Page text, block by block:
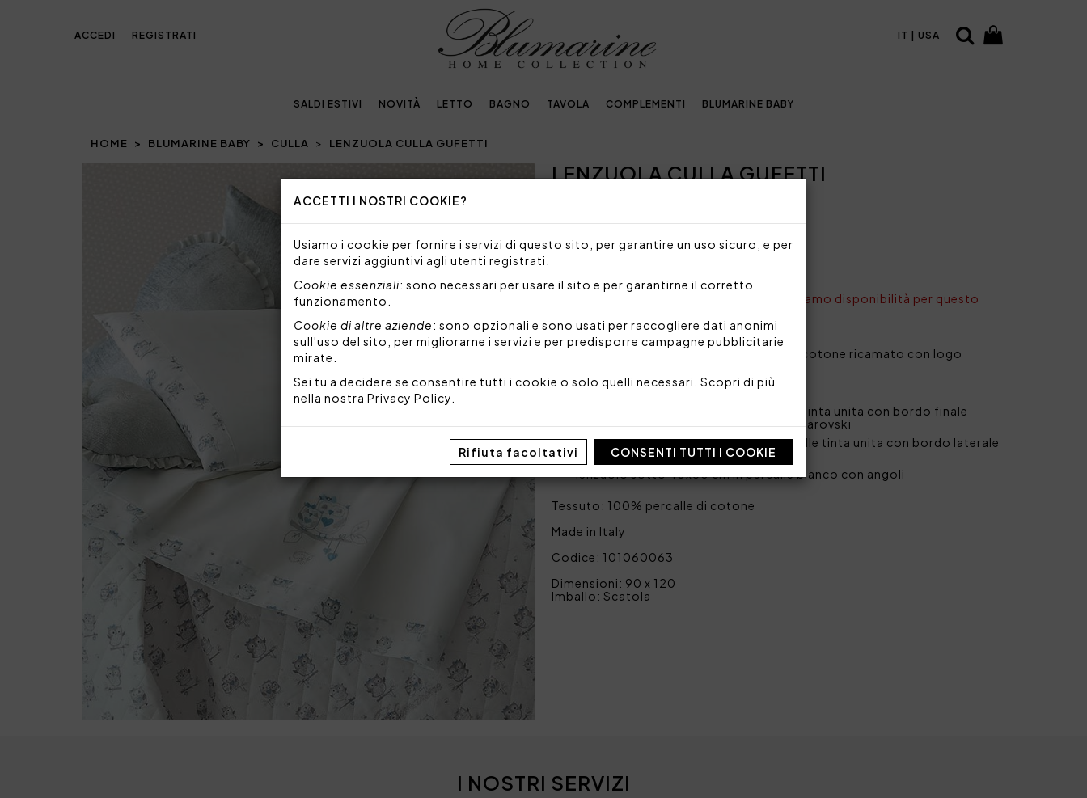
ACCETTI I NOSTRI COOKIE?
Usiamo i cookie per fornire i servizi di questo sito, per garantire un uso sicuro, e per
dare servizi aggiuntivi agli utenti registrati.
Cookie essenziali: sono necessari per usare il sito e per garantirne il corretto
funzionamento.
Cookie di altre aziende: sono opzionali e sono usati per raccogliere dati anonimi
sull'uso del sito, per migliorarne i servizi e per predisporre campagne pubblicitarie
mirate.
Sei tu a decidere se consentire tutti i cookie o solo quelli necessari. Scopri di più
nella nostra Privacy Policy
Rifiuta facoltativi CONSENTI TUTTI I COOKIE
ACCEDI REGISTRATI IT | USA
SALDI ESTIVI NOVITÀ LETTO BAGNO TAVOLA COMPLEMENTI BLUMARINE BABY
HOME BLUMARINE BABY CULLA LENZUOLA CULLA GUFETTI
LENZUOLA CULLA GUFETTI
NON DISPONIBILE
Siamo spiacenti, ma al momento non abbiamo disponibilità per questo
Completo lenzuola per culla in percalle di cotone ricamato con logo
Set 3 pezzi formato da:
lenzuolo sopra 90x120 cm in percalle tinta unita con bordo finale
stampato, ricamo e logo in cristalli Swarovski
federa 40x30 cm a sacchetto in percalle tinta unita con bordo laterale
stampato
lenzuolo sotto 40x80 cm in percalle bianco con angoli
Tessuto: 100% percalle di cotone
Made in Italy
Codice: 101060063
Dimensioni: 90 x 120
Imballo: Scatola
I NOSTRI SERVIZI